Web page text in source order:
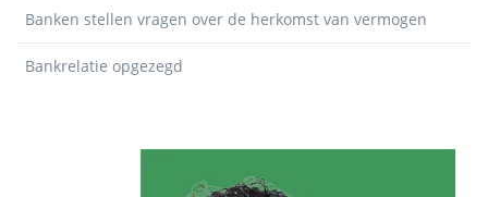
Banken stellen vragen over de herkomst van vermogen
Bankrelatie opgezegd